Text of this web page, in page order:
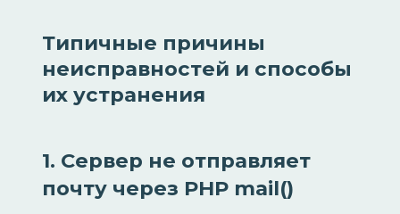
Типичные причины
неисправностей и способы
их устранения
1. Сервер не отправляет
почту через PHP mail()